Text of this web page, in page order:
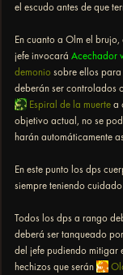
el escudo antes de que
En cuanto a Olm el
jefe invocará Acechador
demonio sobre ellos para
deberán ser controlados
Espiral de la muerte a
objetivo actual, no se
harán automáticamente
En este punto los dps
siempre teniendo
Todos los dps a rango
deberá ser tanqueado
del jefe pudiendo mitigar
hechizos que serán